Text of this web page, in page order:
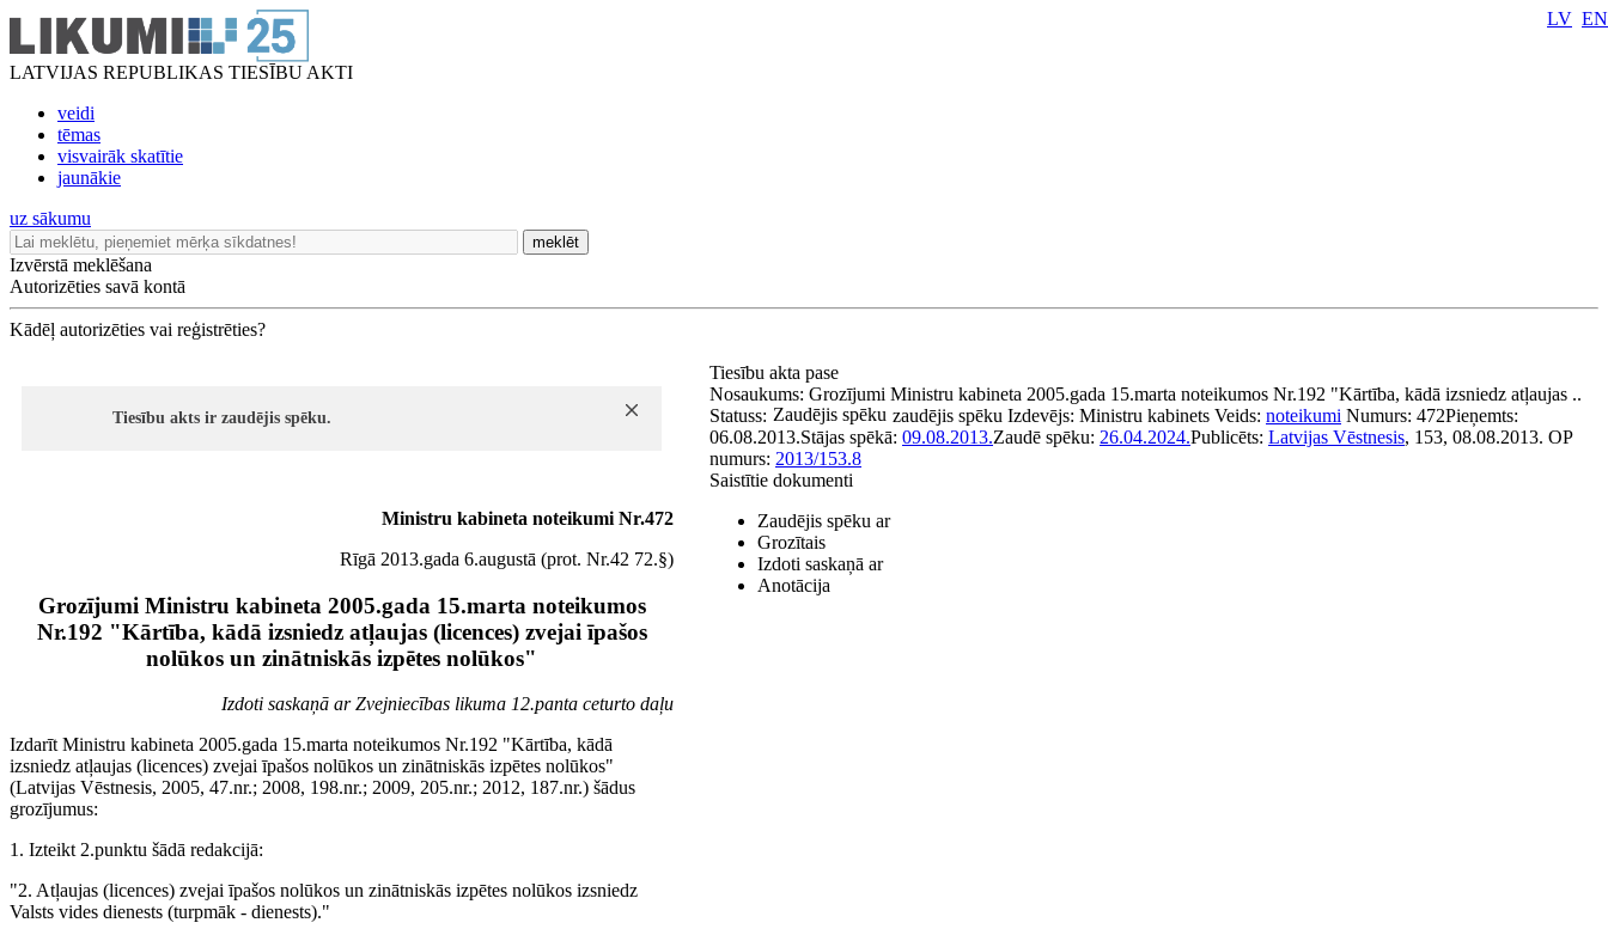
LATVIJAS REPUBLIKAS TIESĪBU AKTI
veidi
tēmas
visvairāk skatītie
jaunākie
LV EN
uz sākumu
meklēt
Izvērstā meklēšana
Autorizēties savā kontā
Kādēļ autorizēties vai reģistrēties?
Tiesību akts ir zaudējis spēku.
Ministru kabineta noteikumi Nr.472
Rīgā 2013.gada 6.augustā (prot. Nr.42 72.§)
Grozījumi Ministru kabineta 2005.gada 15.marta noteikumos
Nr.192 "Kārtība, kādā izsniedz atļaujas (licences) zvejai īpašos
nolūkos un zinātniskās izpētes nolūkos"
Izdoti saskaņā ar Zvejniecības likuma 12.panta ceturto daļu
Izdarīt Ministru kabineta 2005.gada 15.marta noteikumos Nr.192 "Kārtība, kādā
izsniedz atļaujas (licences) zvejai īpašos nolūkos un zinātniskās izpētes nolūkos"
(Latvijas Vēstnesis, 2005, 47.nr.; 2008, 198.nr.; 2009, 205.nr.; 2012, 187.nr.) šādus
grozījumus:
1. Izteikt 2.punktu šādā redakcijā:
"2. Atļaujas (licences) zvejai īpašos nolūkos un zinātniskās izpētes nolūkos izsniedz
Valsts vides dienests (turpmāk - dienests)."
Tiesību akta pase
Nosaukums: Grozījumi Ministru kabineta 2005.gada 15.marta noteikumos Nr.192 "Kārtība, kādā izsniedz atļaujas ..
Statuss: Zaudējis spēku zaudējis spēku Izdevējs: Ministru kabinets Veids: noteikumi Numurs: 472Pieņemts:
06.08.2013.Stājas spēkā: 09.08.2013.Zaudē spēku: 26.04.2024.Publicēts: Latvijas Vēstnesis, 153, 08.08.2013. OP
numurs: 2013/153.8
Saistītie dokumenti
Zaudējis spēku ar
Grozītais
Izdoti saskaņā ar
Anotācija